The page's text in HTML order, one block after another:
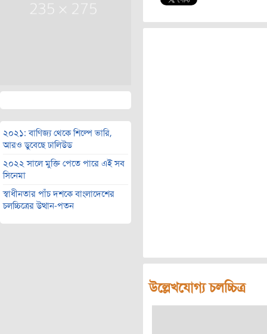
২০২১: বাণিজ্য থেকে শিল্পে ভারি,
আরও ডুবেছে ঢালিউড
২০২২ সালে মুক্তি পেতে পারে এই সব
সিনেমা
স্বাধীনতার পাঁচ দশকে বাংলাদেশের
চলচ্চিত্রের উত্থান-পতন
উল্লেখযোগ্য চলচ্চিত্র